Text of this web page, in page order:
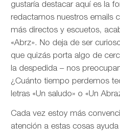
gustaría destacar aquí es la
redactamos nuestros emails
más directos y escuetos,
«Abrz». No deja de ser
que quizás porta algo de
la despedida – nos
¿Cuánto tiempo perdemos
letras «Un saludo» o «Un
Cada vez estoy más
atención a estas cosas